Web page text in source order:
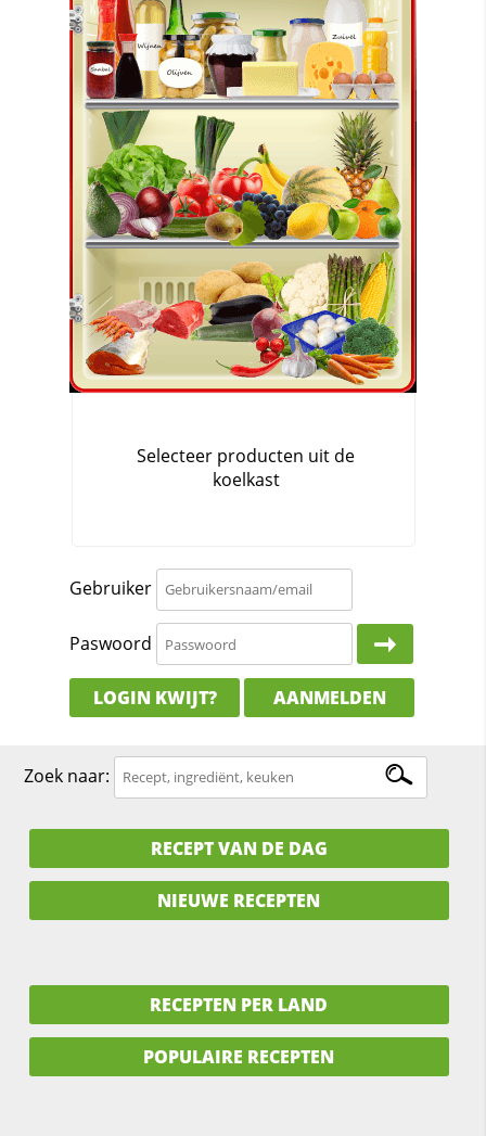
Gebruiker
Paswoord
LOGIN KWIJT? AANMELDEN
Zoek naar:
RECEPT VAN DE DAG
NIEUWE RECEPTEN
RECEPTEN PER LAND
POPULAIRE RECEPTEN